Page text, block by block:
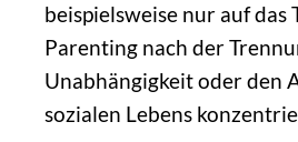
beispielsweise nur auf das
Parenting nach der
Unabhängigkeit oder den
sozialen Lebens